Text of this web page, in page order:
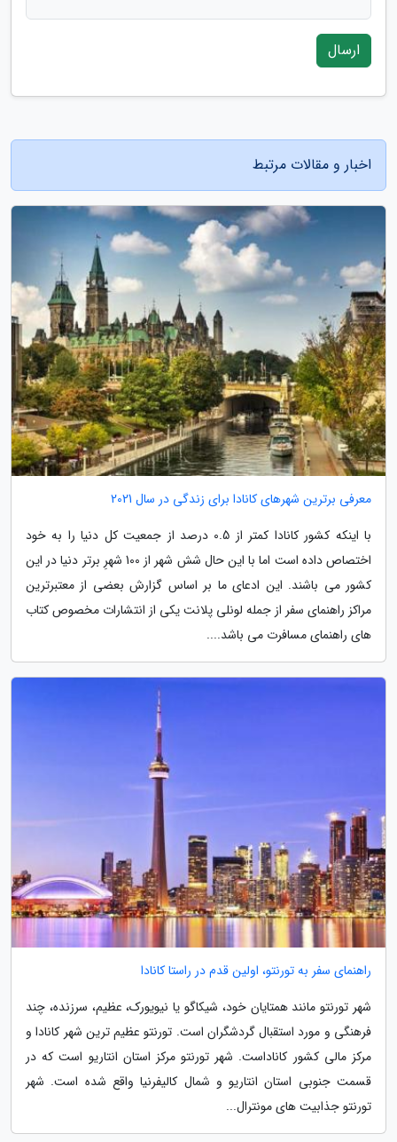
ارسال
اخبار و مقالات مرتبط
معرفی برترین شهرهای کانادا برای زندگی در سال 2021
با اینکه کشور کانادا کمتر از 0.5 درصد از جمعیت کل دنیا را به خود
اختصاص داده است اما با این حال شش شهر از 100 شهرِ برتر دنیا در این
کشور می باشند. این ادعای ما بر اساس گزارش بعضی از معتبرترین
مراکز راهنمای سفر از جمله لونلی پلانت یکی از انتشارات مخصوص کتاب
های راهنمای مسافرت می باشد....
راهنمای سفر به تورنتو، اولین قدم در راستا کانادا
شهر تورنتو مانند همتایان خود، شیکاگو یا نیویورک، عظیم، سرزنده، چند
فرهنگی و مورد استقبال گردشگران است. تورنتو عظیم ترین شهر کانادا و
مرکز مالی کشور کاناداست. شهر تورنتو مرکز استان انتاریو است که در
قسمت جنوبی استان انتاریو و شمال کالیفرنیا واقع شده است. شهر
تورنتو جذابیت های مونترال...